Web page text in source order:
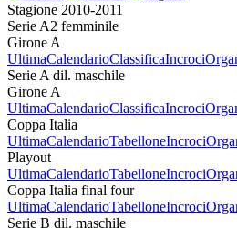
Stagione 2010-2011
Serie A2 femminile
Girone A
UltimaCalendarioClassificaIncroci
Serie A dil. maschile
Girone A
UltimaCalendarioClassificaIncroci
Coppa Italia
UltimaCalendarioTabelloneIncroci
Playout
UltimaCalendarioTabelloneIncroci
Coppa Italia final four
UltimaCalendarioTabelloneIncroci
Serie B dil. maschile